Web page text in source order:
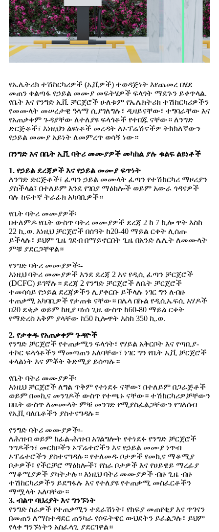
የኤሌትሪክ ተሽከርካሪዎች (ኢቪዎች) ተወዳጅነት እየጨመረ በሄደ
መጠን ቀልጣፋ የኃይል መሙያ መፍትሄዎች ፍላጎት ማደጉን ይቀጥላል.
የቤት እና የንግድ ኢቪ ቻርጀሮች ሁለቱም የኤሌክትሪክ ተሽከርካሪዎችን
የመሙላት መሠረታዊ ዓላማ ሲያገለግሉ፣ ​​ዲዛይናቸው፣ ተግባራቸው እና
የአጠቃቀም ጉዳያቸው ለተለያዩ ፍላጎቶች የተበጁ ናቸው። ለንግድ
ድርጅቶች፣ እነዚህን ልዩነቶች መረዳት ለኦፕሬሽኖችዎ ትክክለኛውን
የኃይል መሙያ አይነት ለመምረጥ ወሳኝ ነው።
በንግድ እና በቤት ኢቪ ባትሪ መሙያዎች መካከል ያሉ ቁልፍ ልዩነቶች
1. የኃይል ደረጃዎች እና የኃይል መሙያ ፍጥነት
ለንግድ ድርጅቶች፣ ፈጣን ኃይል መሙላት ፈጣን የተሽከርካሪ ማዞሪያን
ያስችላል፣ በተለይም እንደ የገበያ ማዕከሎች ወይም አውራ ጎዳናዎች
ባሉ ከፍተኛ ትራፊክ አካባቢዎች።
የቤት ባትሪ መሙያዎች፡
በተለምዶ የቤት ውስጥ ባትሪ መሙያዎች ደረጃ 2 ከ 7 ኪሎ ዋት እስከ
22 ኪ.ወ. እነዚህ ቻርጀሮች በሰዓት ከ20-40 ማይል ርቀት ሊሰጡ
ይችላሉ፣ ይህም ጊዜ ገደብ በማይኖርበት ጊዜ በአንድ ሌሊት ለመሙላት
ምቹ ያደርጋቸዋል።
የንግድ ባትሪ መሙያዎች፡-
እነዚህ ባትሪ መሙያዎች እንደ ደረጃ 2 እና የዲሲ ፈጣን ቻርጀሮች
(DCFC) ይገኛሉ። ደረጃ 2 የንግድ ቻርጀሮች ለቤት ቻርጀሮች
ተመሳሳይ የኃይል ደረጃዎችን ሊያቀርቡ ይችላሉ ነገር ግን ለብዙ
ተጠቃሚ አካባቢዎች የታጠቁ ናቸው። በሌላ በኩል የዲሲኤፍሲ አሃዶች
በ20 ደቂቃ ወይም ከዚያ ባነሰ ጊዜ ውስጥ ከ60-80 ማይል ርቀት
የማድረስ አቅም ያላቸው ከ50 ኪሎዋት እስከ 350 ኪ.ወ.
2. የታቀዱ የአጠቃቀም ጉዳዮች
የንግድ ቻርጀሮች የተጠቃሚን ፍላጎት፣ የሃይል አቅርቦት እና የጣቢያ-
ተኮር ፍላጎቶችን ማመጣጠን አለባቸው፣ ነገር ግን የቤት ኢቪ ቻርጀሮች
ቀላልነት እና ምቾት ቅድሚያ ይሰጣሉ።
የቤት ባትሪ መሙያዎች፡
እነዚህ ቻርጀሮች ለግል ጥቅም የተነደፉ ናቸው፣ በተለይም በጋራጅቶች
ወይም በመኪና መንገዶች ውስጥ የተጫኑ ናቸው። ተሽከርካሪዎቻቸውን
በቤት ውስጥ ለመሙላት ምቹ መንገድ የሚያስፈልጋቸውን የግለሰብ
የኢቪ ባለቤቶችን ያስተናግዳሉ።
የንግድ ባትሪ መሙያዎች፡-
ለሕዝብ ወይም ከፊል-ሕዝብ አገልግሎት የተነደፉ የንግድ ቻርጀሮች
ንግዶችን፣ መርከቦችን ኦፕሬተሮችን እና የኃይል መሙያ ነጥብ
ኦፕሬተሮችን ያስተናግዳሉ። የተለመዱ ቦታዎች የመኪና ማቆሚያ
ቦታዎች፣ የችርቻሮ ማዕከሎች፣ የስራ ቦታዎች እና የሀይዌይ ማረፊያ
ማቆሚያዎች ያካትታሉ። እነዚህ ባትሪ መሙያዎች ብዙ ጊዜ ብዙ
ተሽከርካሪዎችን ይደግፋሉ እና የተለያዩ የተጠቃሚ መስፈርቶችን
ማሟላት አለባቸው።
3. ብልጥ ባህሪያት እና ግንኙነት
የንግድ ስራዎች የተጠቃሚን ተደራሽነት፣ የክፍያ መጠየቂያ እና ጥገናን
በመጠን ለማስተዳደር ጠንካራ የሶፍትዌር ውህደትን ይፈልጋሉ፣ ይህም
የላቀ ግንኙነትን አስፈላጊ ያደርገዋል።